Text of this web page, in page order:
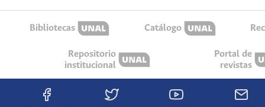
Bibliotecas Catálogo
Repositorio
institucional
Portal de
revistas